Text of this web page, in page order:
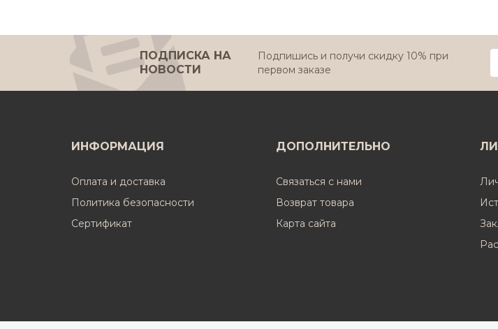
ПОДПИСКА НА
НОВОСТИ
Подпишись и получи скидку 10% при
первом заказе
ИНФОРМАЦИЯ
Оплата и доставка
Политика безопасности
Cертификат
ДОПОЛНИТЕЛЬНО
Связаться с нами
Возврат товара
Карта сайта